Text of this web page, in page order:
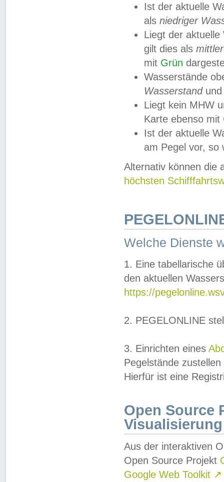
Ist der aktuelle
als niedriger
Liegt der
gilt dies als
mit Grün
Wasserstände
Wasserstandund
Liegt kein MHW
Karte ebenso mit
Ist der aktuelle
am Pegel vor,
Alternativ können die
höchsten
Welche Dienste
1. Eine tabellarische
den aktuellen
https://
2. PEGELONLINE
3. Einrichten eines
Pegelstände
Hierfür ist eine
Open Source
Visualisierung
Aus der interaktiven
Open Source Projekt
Google Web Toolkit ↗